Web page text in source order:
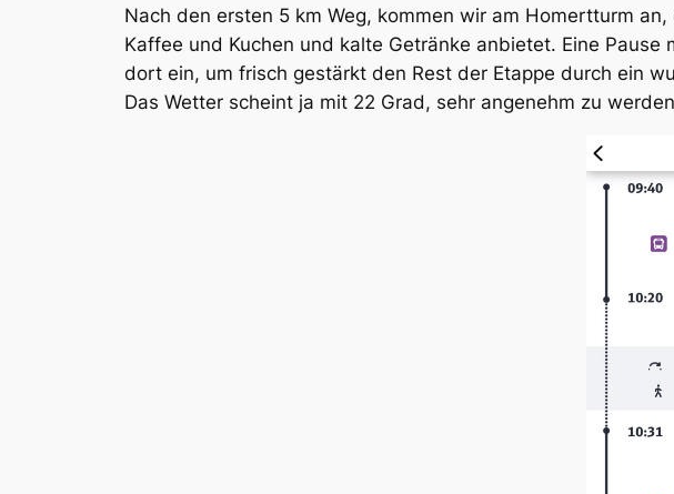
Nach den ersten 5 km Weg, kommen wir am Homertturm
Kaffee und Kuchen und kalte Getränke anbietet. Eine
dort ein, um frisch gestärkt den Rest der Etappe durch ein
Das Wetter scheint ja mit 22 Grad, sehr angenehm zu